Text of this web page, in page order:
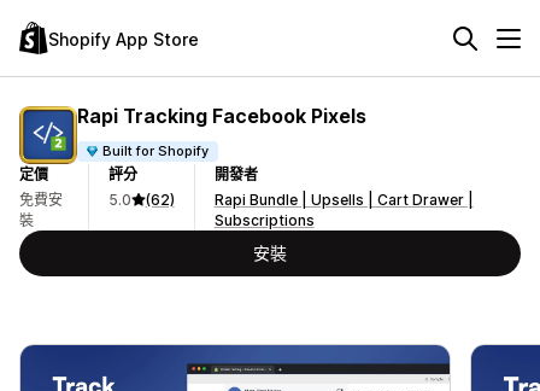
Shopify App Store
Rapi Tracking Facebook Pixels
Built for Shopify
定價
免費安
裝
評分
5.0
(62)
開發者
Rapi Bundle | Upsells | Cart Drawer |
Subscriptions
安裝